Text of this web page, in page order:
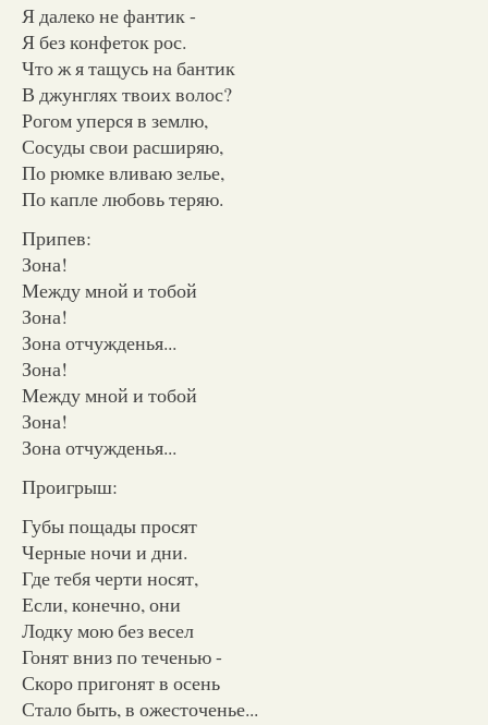
Я далеко не фантик -
Я без конфеток рос.
Что ж я тащусь на бантик
В джунглях твоих волос?
Рогом уперся в землю,
Сосуды свои расширяю,
По рюмке вливаю зелье,
По капле любовь теряю.
Припев:
Зона!
Между мной и тобой
Зона!
Зона отчужденья...
Зона!
Между мной и тобой
Зона!
Зона отчужденья...
Проигрыш:
Губы пощады просят
Черные ночи и дни.
Где тебя черти носят,
Если, конечно, они
Лодку мою без весел
Гонят вниз по теченью -
Скоро пригонят в осень
Стало быть, в ожесточенье...